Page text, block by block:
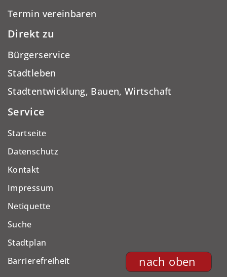
nach oben
Termin vereinbaren
Direkt zu
Bürgerservice
Stadtleben
Stadtentwicklung, Bauen, Wirtschaft
Service
Startseite
Datenschutz
Kontakt
Impressum
Netiquette
Suche
Stadtplan
Barrierefreiheit